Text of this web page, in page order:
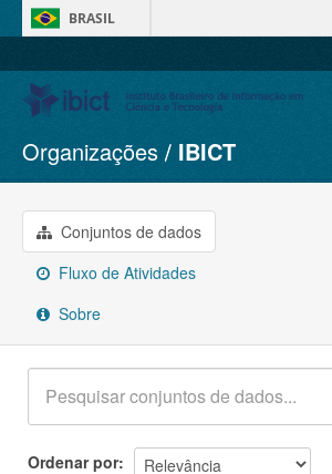
BRASIL
Conjuntos de dados
Organizações
Grupos
Sobre
Organizações IBICT
Conjuntos de dados
Fluxo de Atividades
Sobre
Ordenar por